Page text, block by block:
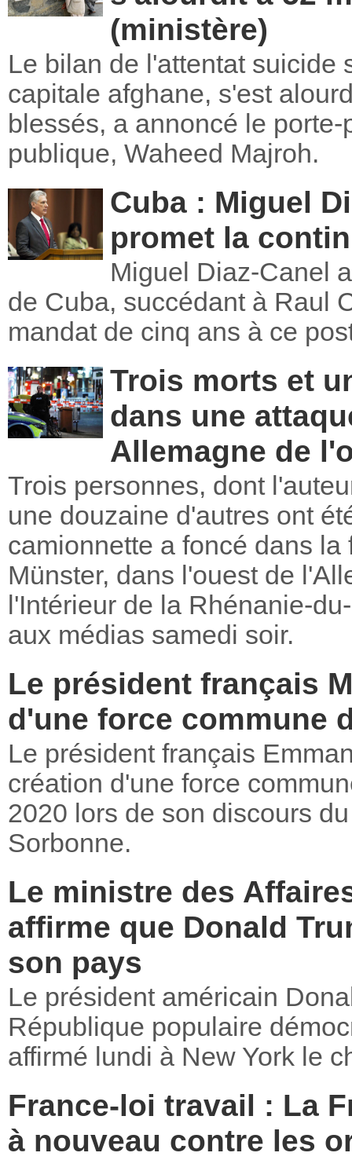
(ministère)
Le bilan de l'attentat suicide
capitale afghane, s'est
blessés, a annoncé le
publique, Waheed Majroh.
Cuba : Miguel
promet la
Miguel Diaz-Canel
de Cuba, succédant à Raul
mandat de cinq ans à ce
Trois morts et
dans une
Allemagne de
Trois personnes, dont
une douzaine d'autres ont
camionnette a foncé dans
Münster, dans l'ouest de
l'Intérieur de la Rhénanie-
aux médias samedi soir.
Le président français
d'une force commune
Le président français
création d'une force
2020 lors de son discours
Sorbonne.
Le ministre des
affirme que Donald
son pays
Le président américain
République populaire
affirmé lundi à New York le
France-loi travail : La
à nouveau contre les